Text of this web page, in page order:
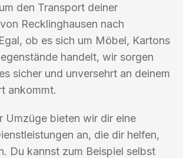
den Transport deiner
Recklinghausen nach
ob es sich um Möbel, Kartons
handelt, wir sorgen
sicher und unversehrt an deinem
ankommt.
Umzüge bieten wir dir eine
an, die dir helfen,
Du kannst zum Beispiel selbst